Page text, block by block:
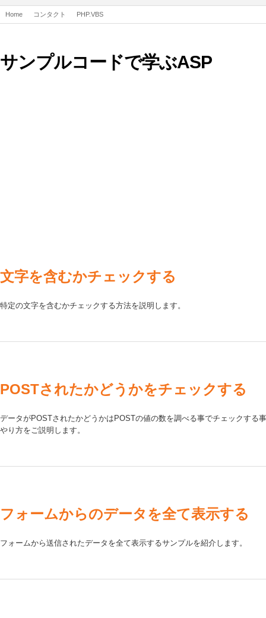
Home コンタクト PHP.VBS
サンプルコードで学ぶASP
文字を含むかチェックする
特定の文字を含むかチェックする方法を説明します。
POSTされたかどうかをチェックする
データがPOSTされたかどうかはPOSTの値の数を調べる事でチェックする
やり方をご説明します。
フォームからのデータを全て表示する
フォームから送信されたデータを全て表示するサンプルを紹介します。